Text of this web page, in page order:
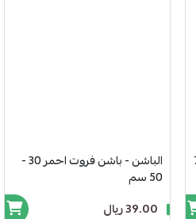
الباشن - باشن فروت احمر 30 -
50 سم
39.00 ريال